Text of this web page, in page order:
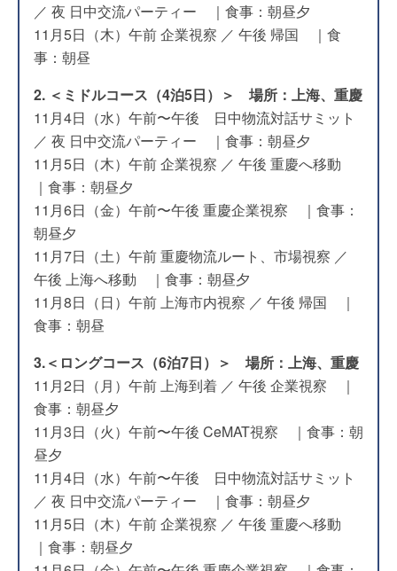
／ 夜 日中交流パーティー ｜食事：朝昼夕
11月5日（木）午前 企業視察 ／ 午後 帰国 ｜食
事：朝昼
2. ＜ミドルコース（4泊5日）＞ 場所：上海、重慶
11月4日（水）午前〜午後 日中物流対話サミット
／ 夜 日中交流パーティー ｜食事：朝昼夕
11月5日（木）午前 企業視察 ／ 午後 重慶へ移動
｜食事：朝昼夕
11月6日（金）午前〜午後 重慶企業視察 ｜食事：
朝昼夕
11月7日（土）午前 重慶物流ルート、市場視察 ／
午後 上海へ移動 ｜食事：朝昼夕
11月8日（日）午前 上海市内視察 ／ 午後 帰国 ｜
食事：朝昼
3.＜ロングコース（6泊7日）＞ 場所：上海、重慶
11月2日（月）午前 上海到着 ／ 午後 企業視察 ｜
食事：朝昼夕
11月3日（火）午前〜午後 CeMAT視察 ｜食事：朝
昼夕
11月4日（水）午前〜午後 日中物流対話サミット
／ 夜 日中交流パーティー ｜食事：朝昼夕
11月5日（木）午前 企業視察 ／ 午後 重慶へ移動
｜食事：朝昼夕